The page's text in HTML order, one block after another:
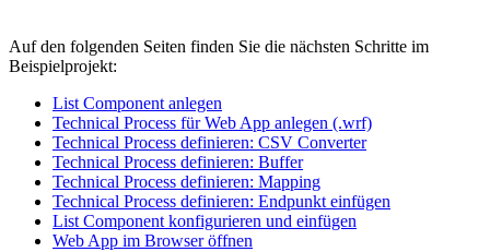
Auf den folgenden Seiten finden Sie die nächsten Schritte im
Beispielprojekt:
List Component anlegen
Technical Process für Web App anlegen (.wrf)
Technical Process definieren: CSV Converter
Technical Process definieren: Buffer
Technical Process definieren: Mapping
Technical Process definieren: Endpunkt einfügen
List Component konfigurieren und einfügen
Web App im Browser öffnen